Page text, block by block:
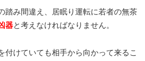
踏み間違え、居眠り運転に若者の無茶
器と考えなければなりません。
付けていても相手から向かって来るこ